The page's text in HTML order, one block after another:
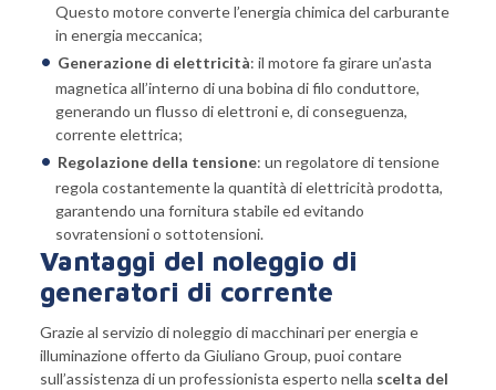
Questo motore converte l’energia chimica del carburante
in energia meccanica;
Generazione di elettricità: il motore fa girare un’asta
magnetica all’interno di una bobina di filo conduttore,
generando un flusso di elettroni e, di conseguenza,
corrente elettrica;
Regolazione della tensione: un regolatore di tensione
regola costantemente la quantità di elettricità prodotta,
garantendo una fornitura stabile ed evitando
sovratensioni o sottotensioni.
Vantaggi del noleggio di
generatori di corrente
Grazie al servizio di noleggio di macchinari per energia e
illuminazione offerto da Giuliano Group, puoi contare
sull’assistenza di un professionista esperto nella scelta del